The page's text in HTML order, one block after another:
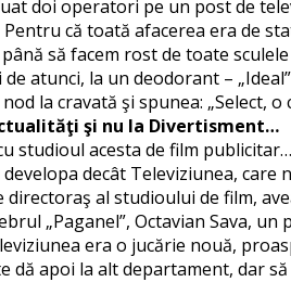
doi operatori pe un post de
că toată afacerea era de
să facem rost de toate
atunci, la un deodorant –
la cravată şi spunea: „Select, o
şi nu la Divertisment…
acesta de film
decât Televiziunea, care
al studioului de film,
„Paganel”, Octavian Sava, un
era o jucărie nouă,
apoi la alt departament, dar